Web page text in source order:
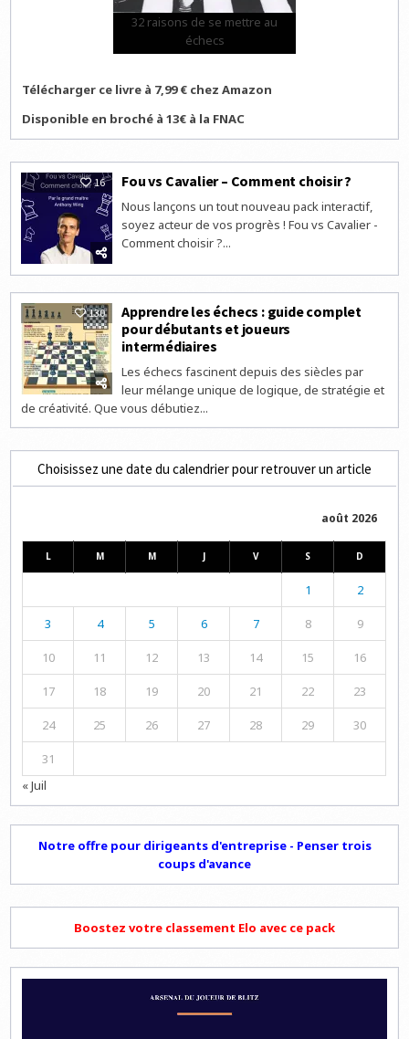
32 raisons de se mettre au
échecs
Télécharger ce livre à 7,99 € chez Amazon
Disponible en broché à 13€ à la FNAC
16 Fou vs Cavalier – Comment choisir ?
Nous lançons un tout nouveau pack interactif,
soyez acteur de vos progrès ! Fou vs Cavalier -
Comment choisir ?...
130
Apprendre les échecs : guide complet
pour débutants et joueurs
intermédiaires
Les échecs fascinent depuis des siècles par
leur mélange unique de logique, de stratégie et
de créativité. Que vous débutiez...
Choisissez une date du calendrier pour retrouver un article
août 2026
L M M J V S D
1 2
3 4 5 6 7 8 9
10 11 12 13 14 15 16
17 18 19 20 21 22 23
24 25 26 27 28 29 30
31
« Juil
Notre offre pour dirigeants d'entreprise - Penser trois
coups d'avance
Boostez votre classement Elo avec ce pack